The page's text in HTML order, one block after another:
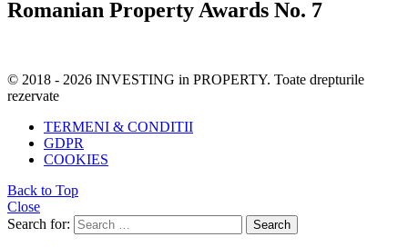
Romanian Property Awards No. 7
© 2018 - 2026 INVESTING in PROPERTY. Toate drepturile
rezervate
TERMENI & CONDITII
GDPR
COOKIES
Back to Top
Close
Search for:
Search